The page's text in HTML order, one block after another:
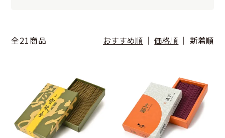
全21商品 おすすめ順 価格順 新着順